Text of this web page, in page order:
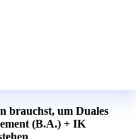
brauchst, um Duales
(B.A.) + IK